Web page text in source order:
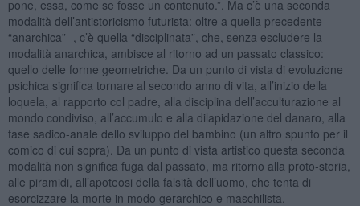
pone, essa, come se fosse un contenuto.”. Ma c’è una seconda
modalità dell’antistoricismo futurista: oltre a quella precedente -
“anarchica” -, c’è quella “disciplinata”, che, senza escludere la
modalità anarchica, ambisce al ritorno ad un passato classico:
quello delle forme geometriche. Da un punto di vista di evoluzione
psichica significa tornare al secondo anno di vita, all’inizio della
loquela, al rapporto col padre, alla disciplina dell’acculturazione al
mondo condiviso, all’accumulo e alla dilapidazione del danaro, alla
fase sadico-anale dello sviluppo del bambino (un altro spunto per il
comico di cui sopra). Da un punto di vista artistico questa seconda
modalità non significa fuga dal passato, ma ritorno alla proto-storia,
alle piramidi, all’apoteosi della falsità dell’uomo, che tenta di
esorcizzare la morte in modo gerarchico e maschilista.